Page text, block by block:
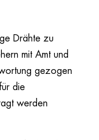
Drähte zu
mit Amt und
gezogen
die
werden